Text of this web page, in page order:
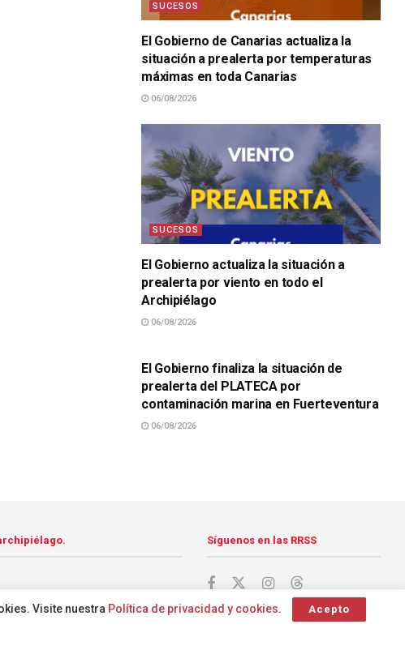
SUCESOS
El Gobierno de Canarias actualiza la
situación a prealerta por temperaturas
máximas en toda Canarias
06/08/2026
SUCESOS
El Gobierno actualiza la situación a
prealerta por viento en todo el
Archipiélago
06/08/2026
El Gobierno finaliza la situación de
prealerta del PLATECA por
contaminación marina en Fuerteventura
06/08/2026
Síguenos en las RRSS
Visite nuestra Política de privacidad y cookies. Acepto